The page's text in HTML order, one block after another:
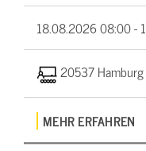
18.08.202608:00 -
20537 Hamburg
MEHR ERFAHREN